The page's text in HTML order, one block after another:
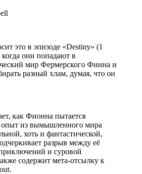
это в эпизоде «Destiny» (1
когда они попадают в
мир Фермерского Финна и
разный хлам, думая, что он
как Фионна пытается
опыт из вымышленного мира
хоть и фантастической,
разрыв между её
и суровой
содержит мета-отсылку к